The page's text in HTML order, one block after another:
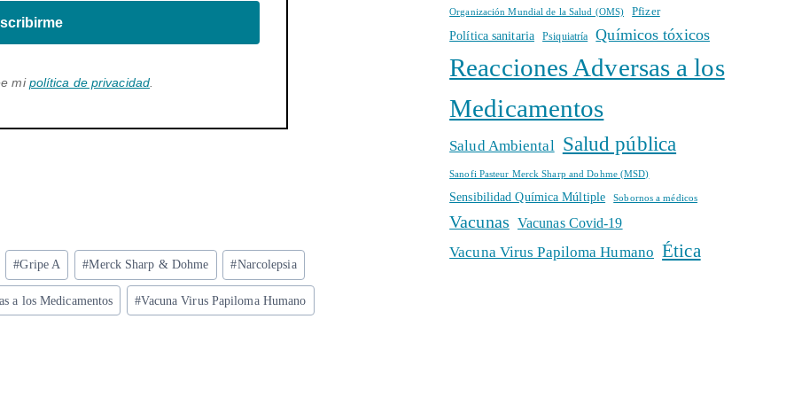
mipolítica de privacidad
#Gripe A #Merck Sharp & Dohme #Narcolepsia
a los Medicamentos #Vacuna Virus Papiloma Humano
Organización Mundial de la Salud (OMS) Pfizer
Política sanitaria Psiquiatría Químicos tóxicos
Reacciones Adversas a los
Medicamentos
Salud Ambiental Salud pública
Sanofi Pasteur Merck Sharp and Dohme (MSD)
Sensibilidad Química Múltiple Sobornos a médicos
Vacunas Vacunas Covid-19
Vacuna Virus Papiloma Humano Ética